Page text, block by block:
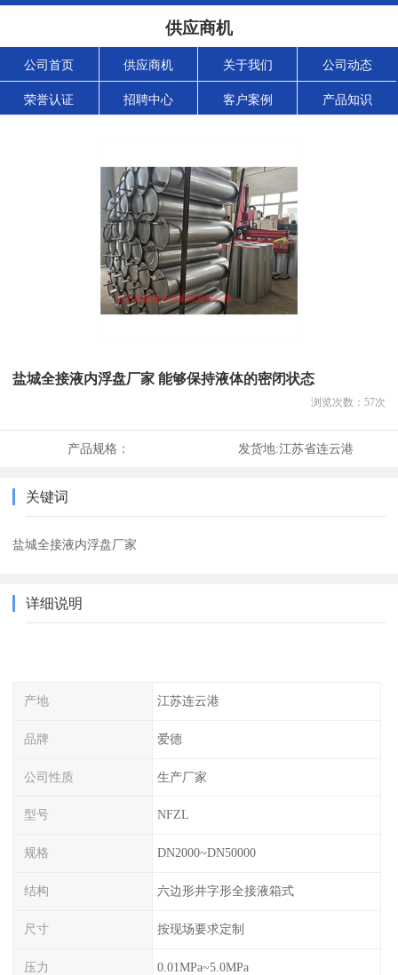
供应商机
公司首页 供应商机 关于我们 公司动态
荣誉认证 招聘中心 客户案例 产品知识
盐城全接液内浮盘厂家 能够保持液体的密闭状态
浏览次数： 57次
产品规格： 发货地:江苏省连云港
关键词
盐城全接液内浮盘厂家
详细说明
产地 江苏连云港
品牌 爱德
公司性质 生产厂家
型号 NFZL
规格 DN2000~DN50000
结构 六边形井字形全接液箱式
尺寸 按现场要求定制
压力 0.01MPa~5.0MPa